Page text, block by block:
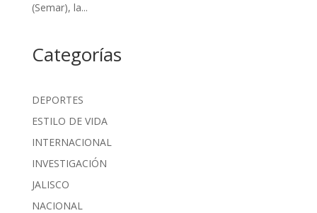
(Semar), la...
Categorías
DEPORTES
ESTILO DE VIDA
INTERNACIONAL
INVESTIGACIÓN
JALISCO
NACIONAL